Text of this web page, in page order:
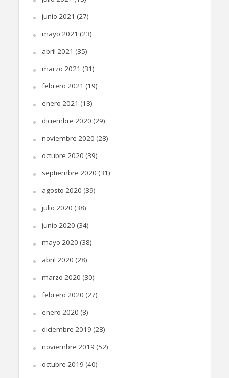
junio 2021 (27)
mayo 2021 (23)
abril 2021 (35)
marzo 2021 (31)
febrero 2021 (19)
enero 2021 (13)
diciembre 2020 (29)
noviembre 2020 (28)
octubre 2020 (39)
septiembre 2020 (31)
agosto 2020 (39)
julio 2020 (38)
junio 2020 (34)
mayo 2020 (38)
abril 2020 (28)
marzo 2020 (30)
febrero 2020 (27)
enero 2020 (8)
diciembre 2019 (28)
noviembre 2019 (52)
octubre 2019 (40)